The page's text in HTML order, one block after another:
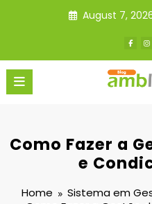
August 7,
Como Fazer a
e
Home Sistema em